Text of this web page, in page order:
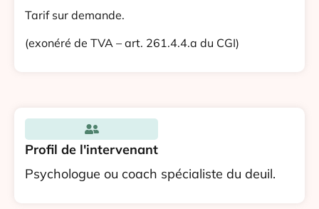
Tarif sur demande.
(exonéré de TVA – art. 261.4.4.a du CGI)
Profil de l'intervenant
Psychologue ou coach spécialiste du deuil.